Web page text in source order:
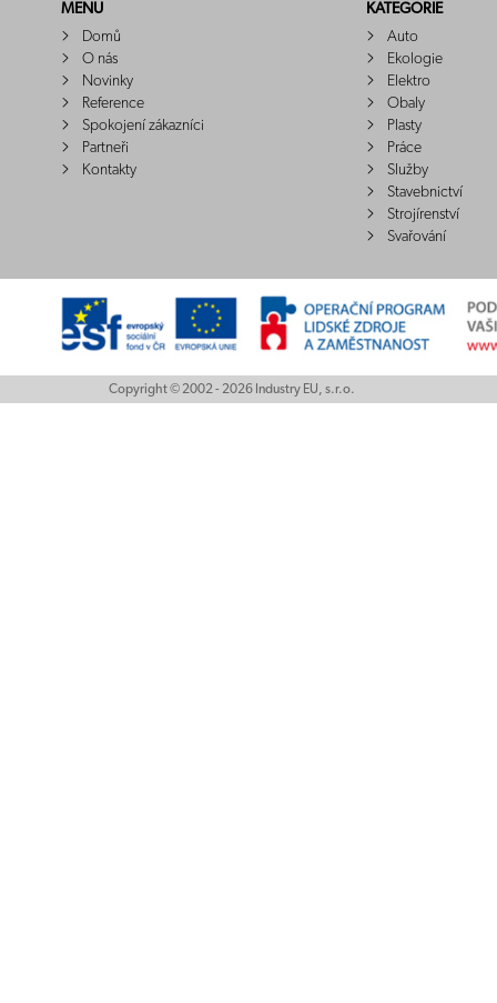
MENU
Domů
O nás
Novinky
Reference
Spokojení zákazníci
Partneři
Kontakty
KATEGORIE
Auto
Ekologie
Elektro
Obaly
Plasty
Práce
Služby
Stavebnictví
Strojírenství
Svařování
Copyright © 2002 - 2026 Industry EU, s.r.o.